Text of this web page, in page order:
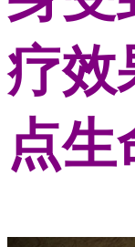
疗效
点生